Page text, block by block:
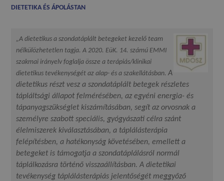
DIETETIKA ÉS ÁPOLÁSTAN
„A dietetikus a szondatáplált betegeket kezelő team
nélkülözhetetlen tagja. A 2020. EüK. 14. számú EMMI
szakmai irányelv foglalja össze a terápiás/klinikai
dietetikus tevékenységét az alap- és a szakellátásban.A
dietetikus részt vesz a szondatáplált betegek részletes
tápláltsági állapot felmérésében, az egyéni energia- és
tápanyagszükséglet kiszámításában, segít az orvosnak a
személyre szabott speciális, gyógyászati célra szánt
élelmiszerek kiválasztásában, a táplálásterápia
felépítésben, a hatékonyság követésében, emellett a
betegeket is támogatja a szondatáplálásról normál
táplálkozásra történő visszaállításban.A dietetikai
tevékenység táplálásterápiás jelentőségét meggyőző